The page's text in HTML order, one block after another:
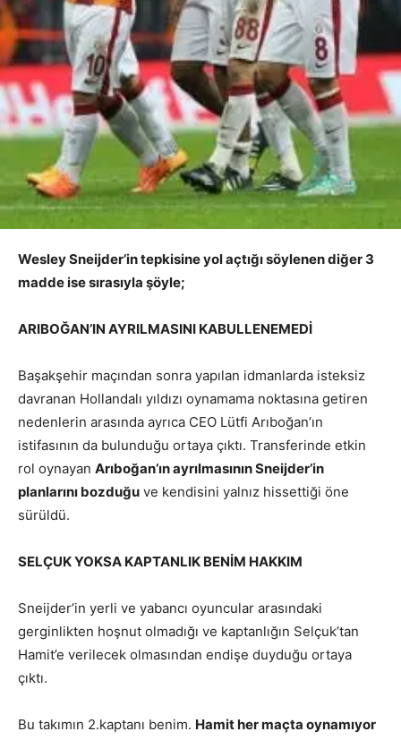
Wesley Sneijder’in tepkisine yol açtığı söylenen diğer 3
madde ise sırasıyla şöyle;
ARIBOĞAN’IN AYRILMASINI KABULLENEMEDİ
Başakşehir maçından sonra yapılan idmanlarda isteksiz
davranan Hollandalı yıldızı oynamama noktasına getiren
nedenlerin arasında ayrıca CEO Lütfi Arıboğan’ın
istifasının da bulunduğu ortaya çıktı. Transferinde etkin
rol oynayan Arıboğan’ın ayrılmasının Sneijder’in
planlarını bozduğu ve kendisini yalnız hissettiği öne
sürüldü.
SELÇUK YOKSA KAPTANLIK BENİM HAKKIM
Sneijder’in yerli ve yabancı oyuncular arasındaki
gerginlikten hoşnut olmadığı ve kaptanlığın Selçuk’tan
Hamit’e verilecek olmasından endişe duyduğu ortaya
çıktı.
Bu takımın 2.kaptanı benim. Hamit her maçta oynamıyor